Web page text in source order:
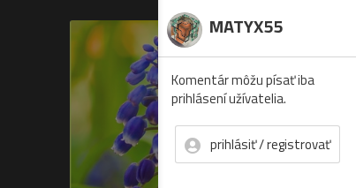
MATYX55
Komentár môžu písať iba
prihlásení užívatelia.
prihlásiť / registrovať